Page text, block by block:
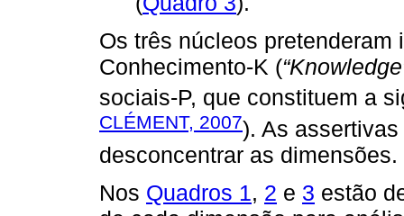
Os três núcleos
Conhecimento-K (
sociais-P, que constituem a
CLÉMENT, 2007). As
desconcentrar as dimensões.
Nos Quadros 1, 2 e 3 estão